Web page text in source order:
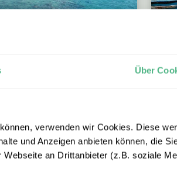
Über
verwenden wir Cookies. Diese
und Anzeigen anbieten können, die
an Drittanbieter (z.B. soziale
–
Kultur
Personen